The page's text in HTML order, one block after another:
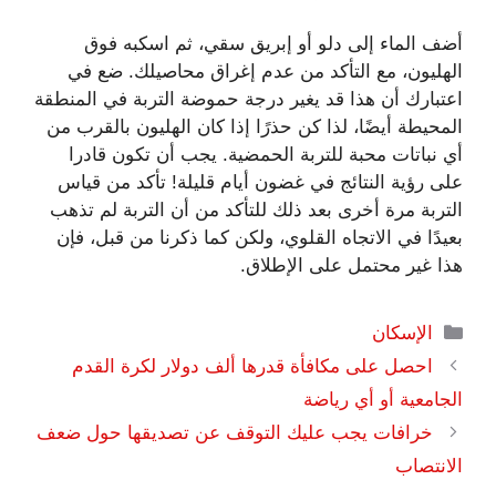
أضف الماء إلى دلو أو إبريق سقي، ثم اسكبه فوق
الهليون، مع التأكد من عدم إغراق محاصيلك. ضع في
اعتبارك أن هذا قد يغير درجة حموضة التربة في المنطقة
المحيطة أيضًا، لذا كن حذرًا إذا كان الهليون بالقرب من
أي نباتات محبة للتربة الحمضية. يجب أن تكون قادرا
على رؤية النتائج في غضون أيام قليلة! تأكد من قياس
التربة مرة أخرى بعد ذلك للتأكد من أن التربة لم تذهب
بعيدًا في الاتجاه القلوي، ولكن كما ذكرنا من قبل، فإن
هذا غير محتمل على الإطلاق.
التصنيفات
الإسكان
احصل على مكافأة قدرها ألف دولار لكرة القدم
الجامعية أو أي رياضة
خرافات يجب عليك التوقف عن تصديقها حول ضعف
الانتصاب